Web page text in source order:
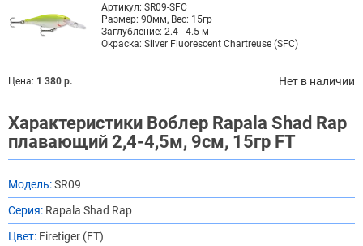
Артикул: SR09-SFC
Размер: 90мм, Вес: 15гр
Заглубление: 2.4 - 4.5 м
Окраска: Silver Fluorescent Chartreuse (SFC)
Цена: 1 380 р. Нет в наличии
Характеристики Воблер Rapala Shad Rap
плавающий 2,4-4,5м, 9см, 15гр FT
Модель:SR09
Серия: Rapala Shad Rap
Цвет: Firetiger (FT)